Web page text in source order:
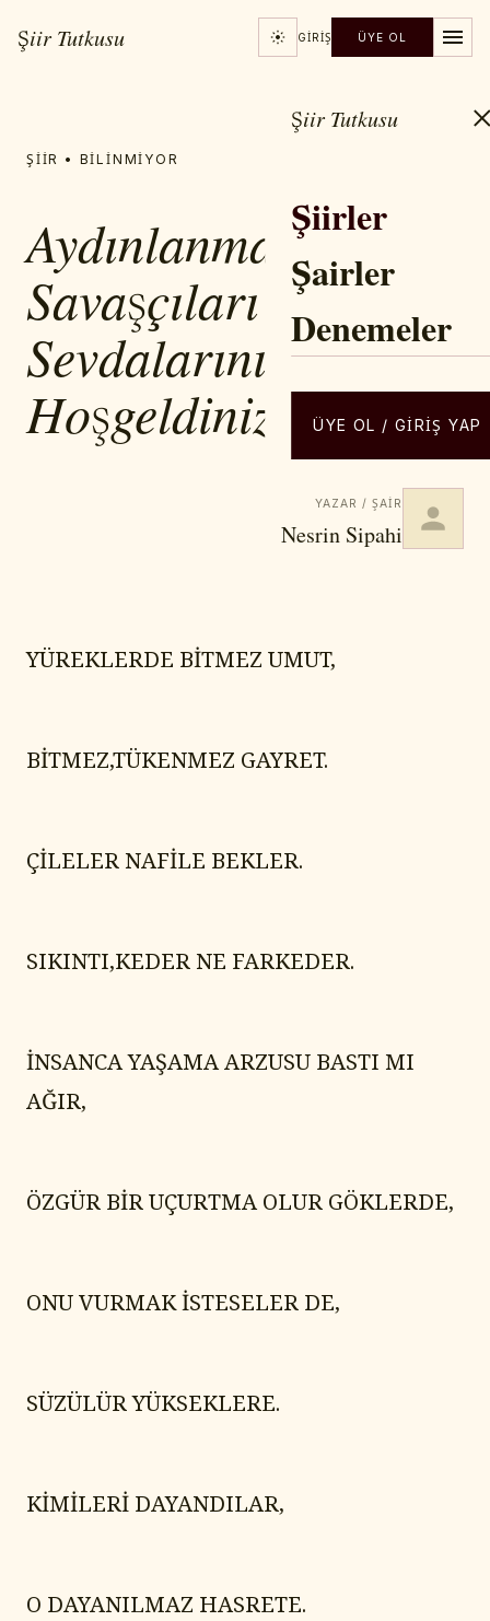
Şiir Tutkusu GIRIŞ ÜYE OL
Şiir Tutkusu
Şiirler
Şairler
Denemeler
ÜYE OL / GIRIŞ YAP
ŞIIR • BILINMIYOR
Aydınlanma
Savaşçıları
Sevdalarınıza
Hoşgeldiniz
YAZAR / ŞAIR
Nesrin Sipahi
YÜREKLERDE BİTMEZ UMUT,
BİTMEZ,TÜKENMEZ GAYRET.
ÇİLELER NAFİLE BEKLER.
SIKINTI,KEDER NE FARKEDER.
İNSANCA YAŞAMA ARZUSU BASTI MI
AĞIR,
ÖZGÜR BİR UÇURTMA OLUR GÖKLERDE,
ONU VURMAK İSTESELER DE,
SÜZÜLÜR YÜKSEKLERE.
KİMİLERİ DAYANDILAR,
O DAYANILMAZ HASRETE.